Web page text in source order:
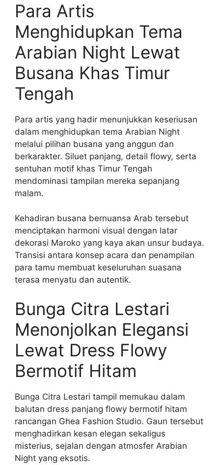
Para Artis
Menghidupkan Tema
Arabian Night Lewat
Busana Khas Timur
Tengah
Para artis yang hadir menunjukkan keseriusan
dalam menghidupkan tema Arabian Night
melalui pilihan busana yang anggun dan
berkarakter. Siluet panjang, detail flowy, serta
sentuhan motif khas Timur Tengah
mendominasi tampilan mereka sepanjang
malam.
Kehadiran busana bernuansa Arab tersebut
menciptakan harmoni visual dengan latar
dekorasi Maroko yang kaya akan unsur budaya.
Transisi antara konsep acara dan penampilan
para tamu membuat keseluruhan suasana
terasa menyatu dan autentik.
Bunga Citra Lestari
Menonjolkan Elegansi
Lewat Dress Flowy
Bermotif Hitam
Bunga Citra Lestari tampil memukau dalam
balutan dress panjang flowy bermotif hitam
rancangan Ghea Fashion Studio. Gaun tersebut
menghadirkan kesan elegan sekaligus
misterius, sejalan dengan atmosfer Arabian
Night yang eksotis.